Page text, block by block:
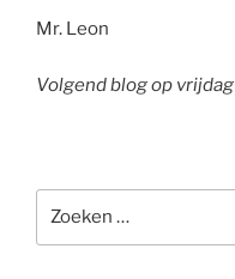
Mr. Leon
Volgend blog op
naar: